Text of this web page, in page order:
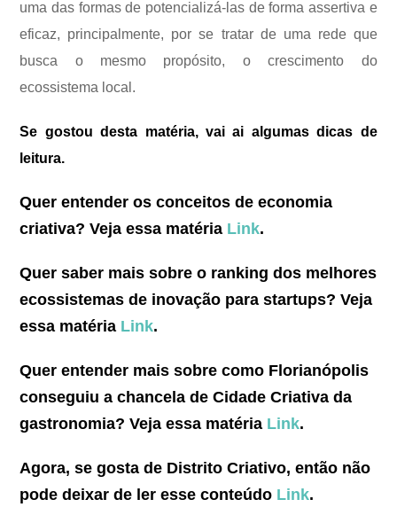
uma das formas de potencializá-las de forma assertiva e
eficaz, principalmente, por se tratar de uma rede que
busca o mesmo propósito, o crescimento do
ecossistema local.
Se gostou desta matéria, vai ai algumas dicas de
leitura.
Quer entender os conceitos de economia
criativa? Veja essa matéria Link.
Quer saber mais sobre o ranking dos melhores
ecossistemas de inovação para startups? Veja
essa matéria Link.
Quer entender mais sobre como Florianópolis
conseguiu a chancela de Cidade Criativa da
gastronomia? Veja essa matéria Link.
Agora, se gosta de Distrito Criativo, então não
pode deixar de ler esse conteúdo Link.